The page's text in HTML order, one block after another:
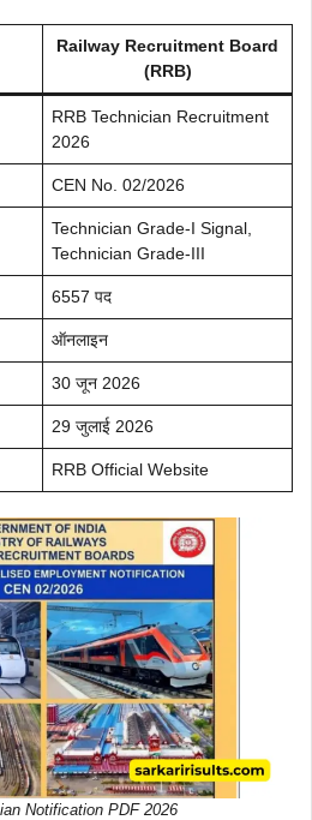
Railway Recruitment Board
(RRB)
RRB Technician Recruitment
2026
CEN No. 02/2026
Technician Grade-I Signal,
Technician Grade-III
6557 पद
ऑनलाइन
30 जून 2026
29 जुलाई 2026
RRB Official Website
Notification PDF 2026